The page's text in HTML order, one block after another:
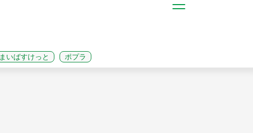
まいばすけっと ポプラ